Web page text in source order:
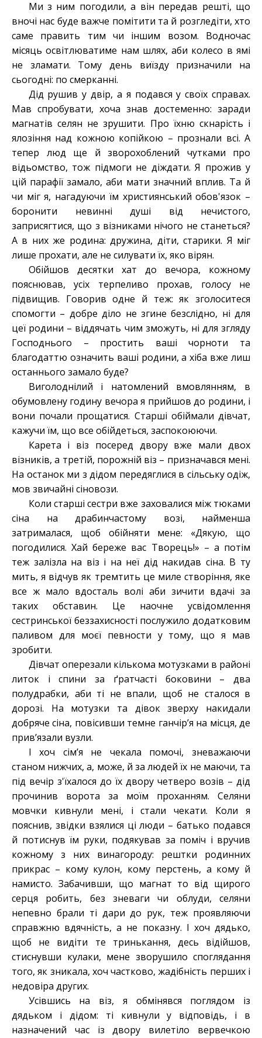
Ми з ним погодили, а він передав решті, що
вночі нас буде важче помітити та й розгледіти, хто
саме править тим чи іншим возом. Водночас
місяць освітлюватиме нам шлях, аби колесо в ямі
не зламати. Тому день виїзду призначили на
сьогодні: по смерканні.
Дід рушив у двір, а я подався у своїх справах.
Мав спробувати, хоча знав достеменно: заради
магнатів селян не зрушити. Про їхню скнарість і
ялозіння над кожною копійкою – прознали всі. А
тепер люд ще й зворохоблений чутками про
відьомство, тож підмоги не діждати. Я прожив у
цій парафії замало, аби мати значний вплив. Та й
чи міг я, нагадуючи їм християнський обов'язок –
боронити невинні душі від нечистого,
заприсягтися, що з візниками нічого не станеться?
А в них же родина: дружина, діти, старики. Я міг
лише прохати, але не силувати їх, яко вірян.
Обійшов десятки хат до вечора, кожному
пояснював, усіх терпеливо прохав, голосу не
підвищив. Говорив одне й теж: як зголоситеся
спомогти – добре діло не згине безслідно, ні для
цеї родини – віддячать чим зможуть, ні для згляду
Господнього – простить ваші чорноти та
благодаттю означить ваші родини, а хіба вже лиш
останнього замало буде?
Виголоднілий і натомлений вмовлянням, в
обумовлену годину вечора я прийшов до родини, і
вони почали прощатися. Старші обіймали дівчат,
кажучи їм, що все обійдеться, заспокоюючи.
Карета і віз посеред двору вже мали двох
візників, а третій, порожній віз – призначався мені.
На останок ми з дідом передяглися в сільську одіж,
мов звичайні сіновози.
Коли старші сестри вже заховалися між тюками
сіна на драбинчастому возі, найменша
затрималася, щоб обійняти мене: «Дякую, що
погодилися. Хай береже вас Творець!» – а потім
теж залізла на віз і на неї дід накидав сіна. В ту
мить, я відчув як тремтить це миле створіння, яке
все ж мало вдосталь волі аби зичити вдачі за
таких обставин. Це наочне усвідомлення
сестринської беззахисності послужило додатковим
паливом для моєї певности у тому, що я мав
зробити.
Дівчат оперезали кількома мотузками в районі
литок і спини за ґратчасті боковини – два
полудрабки, аби ті не впали, щоб не сталося в
дорозі. На мотузки та дівок зверху накидали
добряче сіна, повісивши темне ганчір’я на місця, де
прив’язали вузли.
І хоч сім’я не чекала помочі, зневажаючи
станом нижчих, а, може, й за людей їх не маючи, та
під вечір з'їхалося до їх двору четверо возів – дід
прочинив ворота за моїм проханням. Селяни
мовчки кивнули мені, і стали чекати. Коли я
пояснив, звідки взялися ці люди – батько подався
й потиснув їм руки, подякував за поміч і вручив
кожному з них винагороду: рештки родинних
прикрас – кому кулон, кому перстень, а кому й
намисто. Забачивши, що магнат то від щирого
серця робить, без зневаги чи облуди, селяни
непевно брали ті дари до рук, теж проявляючи
справжню вдячність, а не показну. І хоч дядько,
щоб не видіти те тринькання, десь відійшов,
стиснувши кулаки, мене зворушило споглядання
того, як зникала, хоч частково, жадібність перших і
недовіра других.
Усівшись на віз, я обмінявся поглядом із
дядьком і дідом: ті кивнули у відповідь, і в
назначений час із двору вилетіло вервечкою